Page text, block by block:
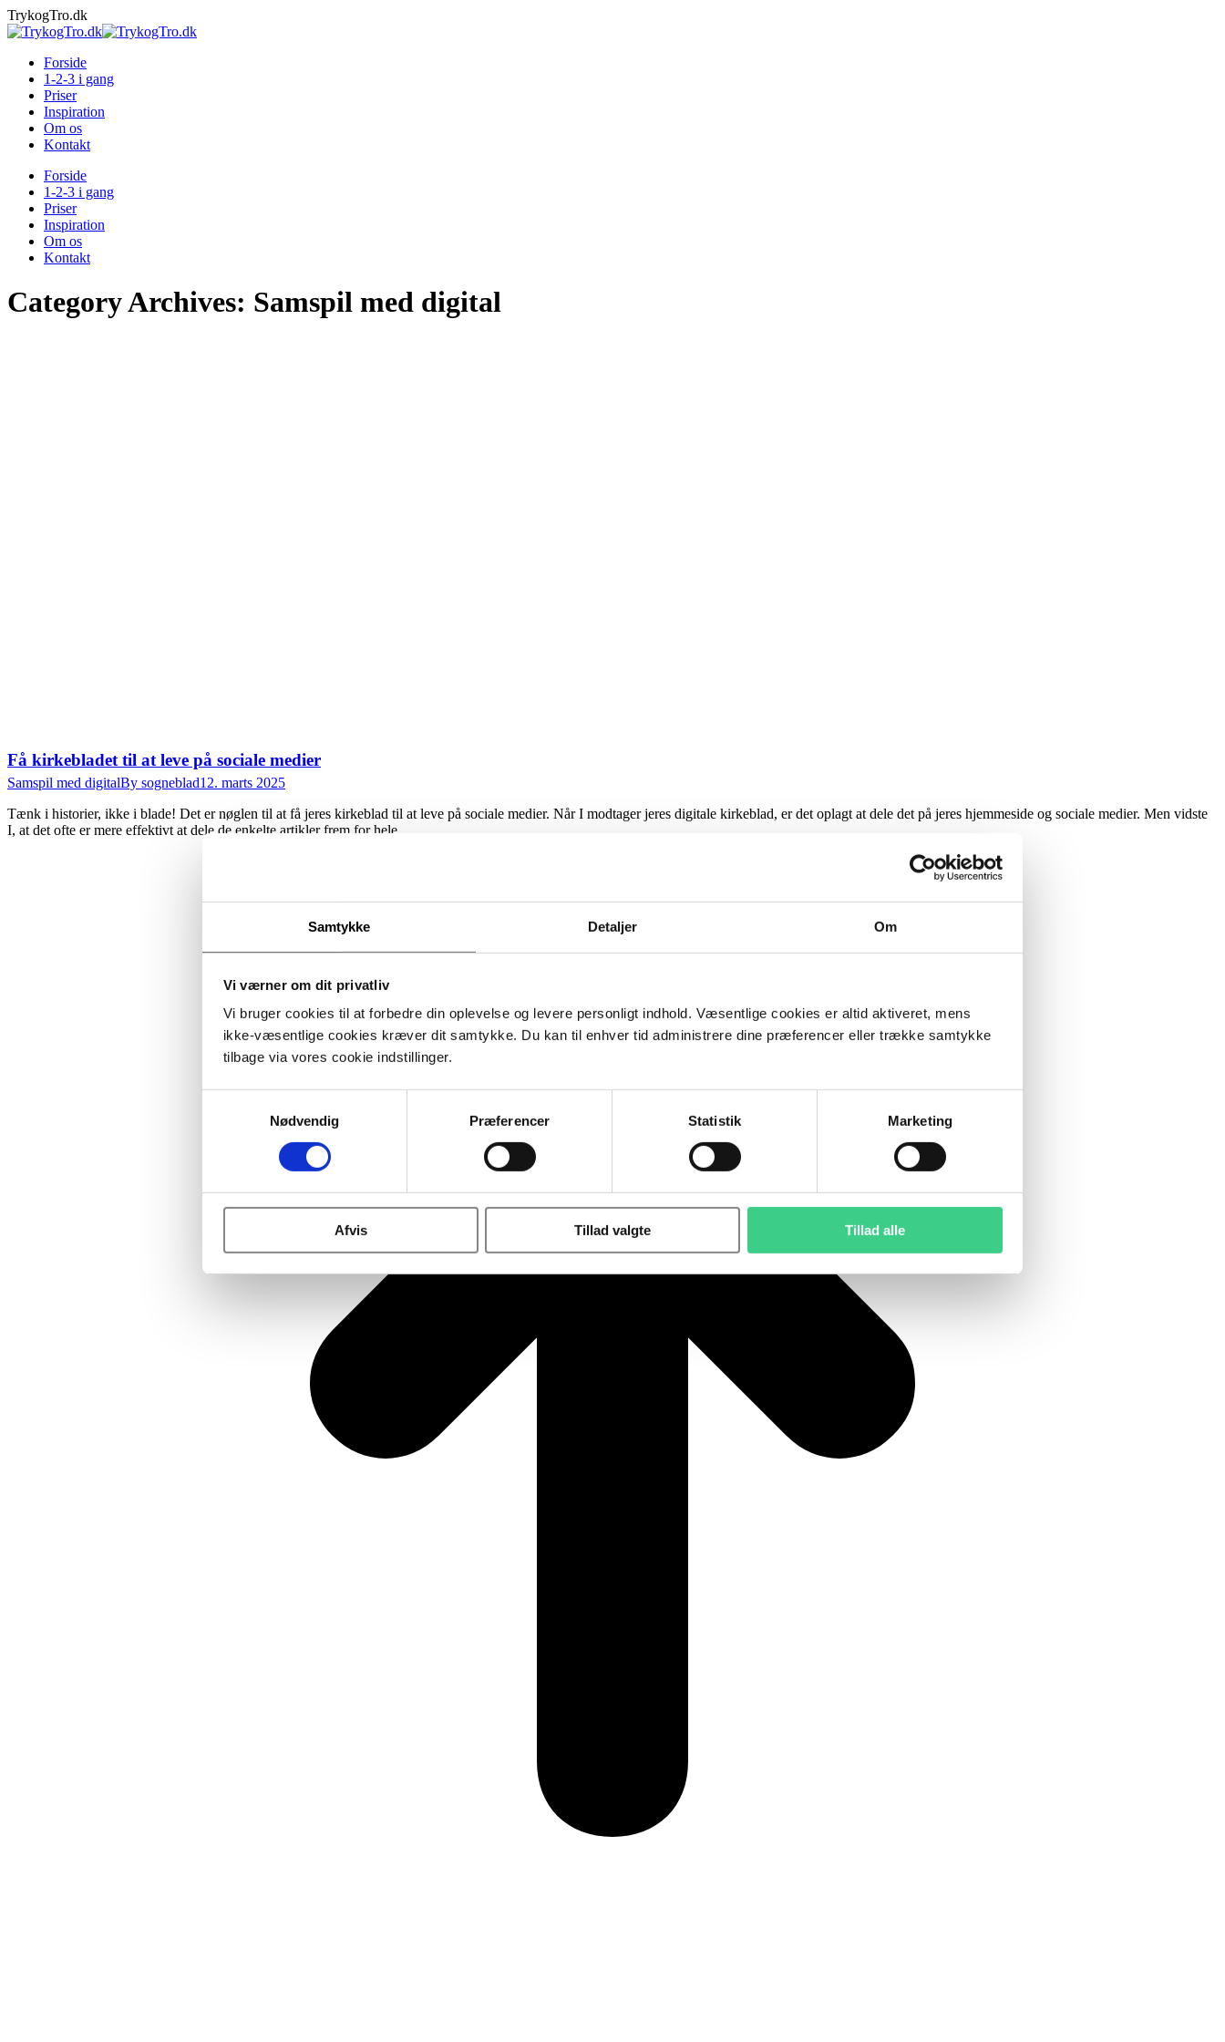
Samtykke Detaljer Om
Vi værner om dit privatliv
Vi bruger cookies til at forbedre din oplevelse og levere personligt indhold. Væsentlige cookies er altid aktiveret, mens
ikke-væsentlige cookies kræver dit samtykke. Du kan til enhver tid administrere dine præferencer eller trække samtykke
tilbage via vores cookie indstillinger.
Nødvendig
Præferencer Statistik Marketing
Afvis Tillad valgte Tillad alle
Skip
to
TrykogTro.dk
Forside
1-2-3 i gang
Priser
Inspiration
Om os
Kontakt
Forside
1-2-3 i gang
Priser
Inspiration
Om os
Kontakt
Category Archives: Samspil med digital
Få kirkebladet til at leve på sociale medier
Samspil med digitalBy sogneblad12. marts 2025
Tænk i historier, ikke i blade! Det er nøglen til at få jeres kirkeblad til at leve på sociale medier. Når I modtager jeres digitale kirkeblad, er det oplagt at dele det på jeres hjemmeside og sociale medier. Men vidste
I, at det ofte er mere effektivt at dele de enkelte artikler frem for hele…